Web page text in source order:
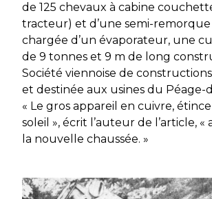
de 125 chevaux à cabine
tracteur) et d’une semi-
chargée d’un évaporateur, une
de 9 tonnes et 9 m de long
Société viennoise de
et destinée aux usines du Péage-
« Le gros appareil en cuivre,
soleil », écrit l’auteur de l’article, «
la nouvelle chaussée. »